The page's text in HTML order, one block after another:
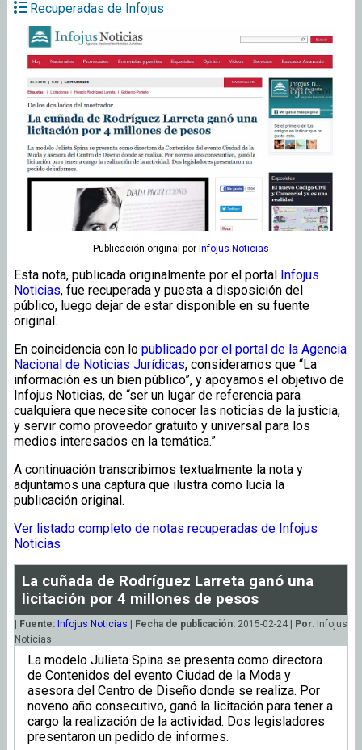
Recuperadas de Infojus
Publicación original por Infojus Noticias
Esta nota, publicada originalmente por el portal Infojus
Noticias, fue recuperada y puesta a disposición del
público, luego dejar de estar disponible en su fuente
original.
En coincidencia con lo publicado por el portal de la Agencia
Nacional de Noticias Jurídicas, consideramos que “La
información es un bien público”, y apoyamos el objetivo de
Infojus Noticias, de “ser un lugar de referencia para
cualquiera que necesite conocer las noticias de la justicia,
y servir como proveedor gratuito y universal para los
medios interesados en la temática.”
A continuación transcribimos textualmente la nota y
adjuntamos una captura que ilustra como lucía la
publicación original.
Ver listado completo de notas recuperadas de Infojus
Noticias
La cuñada de Rodríguez Larreta ganó una
licitación por 4 millones de pesos
Fuente: Infojus Noticias Fecha de publicación: 2015-02-24 | Por: Infojus
Noticias
La modelo Julieta Spina se presenta como directora
de Contenidos del evento Ciudad de la Moda y
asesora del Centro de Diseño donde se realiza. Por
noveno año consecutivo, ganó la licitación para tener a
cargo la realización de la actividad. Dos legisladores
presentaron un pedido de informes.